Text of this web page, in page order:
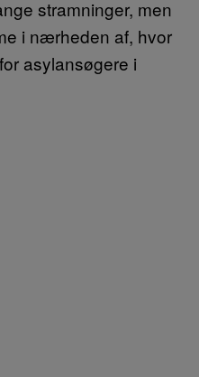
stramninger, men
i nærheden af, hvor
asylansøgere i